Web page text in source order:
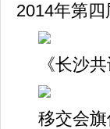
2014年第四
《长沙
移交会